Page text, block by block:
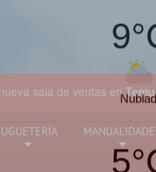
ventas en Temuco,
9°C
+